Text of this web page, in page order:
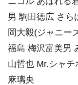
男 駒田徳広 さら
岡大毅(ジャニー
福島 梅沢富美男
山哲也 Mr.シャ
麻璃央